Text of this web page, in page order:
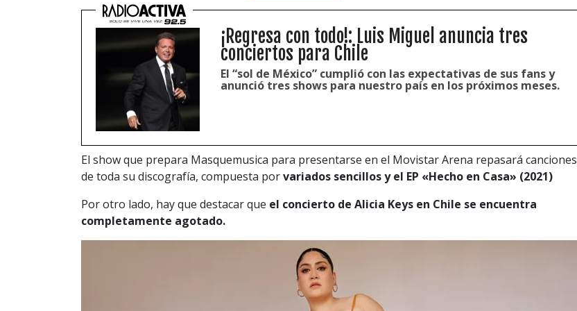
¡Regresa con todo!: Luis Miguel anuncia tres
conciertos para Chile
El “sol de México” cumplió con las expectativas de sus fans y
anunció tres shows para nuestro país en los próximos meses.
El show que prepara Masquemusica para presentarse en el Movistar Arena repasará canciones
de toda su discografía, compuesta porvariados sencillos y el EP «Hecho en Casa» (2021)
Por otro lado, hay que destacar que el concierto de Alicia Keys en Chile se encuentra
completamente agotado.